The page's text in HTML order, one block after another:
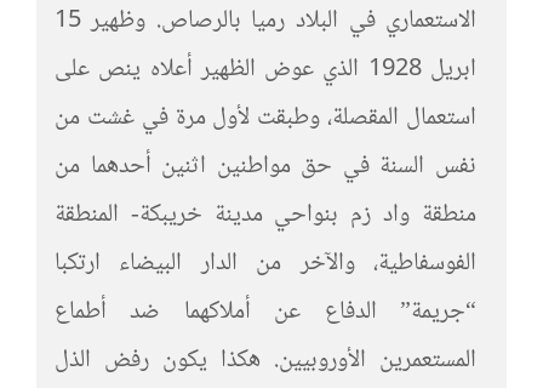
الاستعماري في البلاد رميا بالرصاص. وظهير 15
ابريل 1928 الذي عوض الظهير أعلاه ينص على
استعمال المقصلة، وطبقت لأول مرة في غشت من
نفس السنة في حق مواطنين اثنين أحدهما من
منطقة واد زم بنواحي مدينة خريبكة- المنطقة
الفوسفاطية، والآخر من الدار البيضاء ارتكبا
“جريمة” الدفاع عن أملاكهما ضد أطماع
المستعمرين الأوروبيين. هكذا يكون رفض الذل